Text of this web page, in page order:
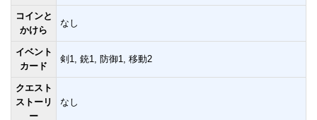
コインと
かけら
なし
イベント
カード
剣1, 銃1, 防御1, 移動2
クエスト
ストーリ
ー
なし